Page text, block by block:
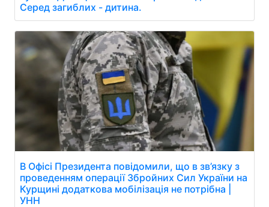
Серед загиблих - дитина.
В Офісі Президента повідомили, що в зв’язку з
проведенням операції Збройних Сил України на
Курщині додаткова мобілізація не потрібна |
УНН